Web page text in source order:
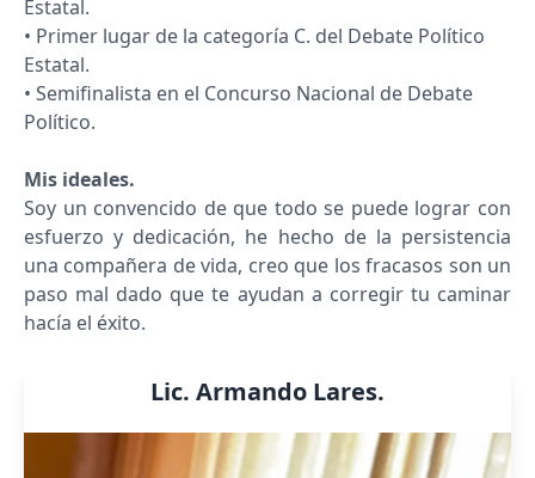
Estatal.
• Primer lugar de la categoría C. del Debate Político
Estatal.
• Semifinalista en el Concurso Nacional de Debate
Político.
Mis ideales.
Soy un convencido de que todo se puede lograr con
esfuerzo y dedicación, he hecho de la persistencia
una compañera de vida, creo que los fracasos son un
paso mal dado que te ayudan a corregir tu caminar
hacía el éxito.
Lic. Armando Lares.